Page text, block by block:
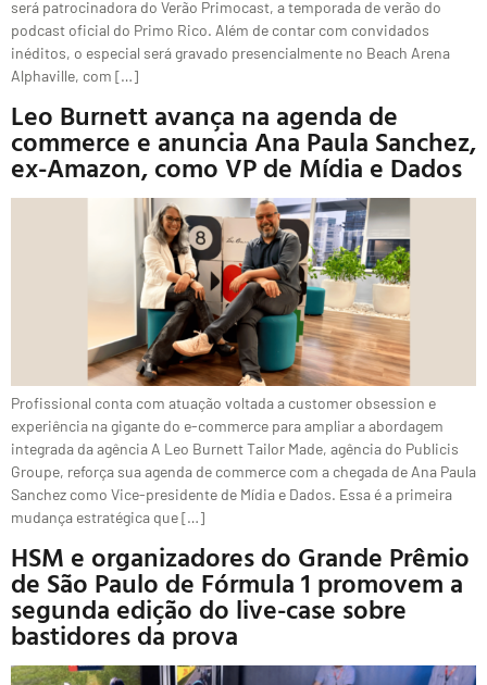
será patrocinadora do Verão Primocast, a temporada de verão do
podcast oficial do Primo Rico. Além de contar com convidados
inéditos, o especial será gravado presencialmente no Beach Arena
Alphaville, com […]
Leo Burnett avança na agenda de
commerce e anuncia Ana Paula Sanchez,
ex-Amazon, como VP de Mídia e Dados
Profissional conta com atuação voltada a customer obsession e
experiência na gigante do e-commerce para ampliar a abordagem
integrada da agência A Leo Burnett Tailor Made, agência do Publicis
Groupe, reforça sua agenda de commerce com a chegada de Ana Paula
Sanchez como Vice-presidente de Mídia e Dados. Essa é a primeira
mudança estratégica que […]
HSM e organizadores do Grande Prêmio
de São Paulo de Fórmula 1 promovem a
segunda edição do live-case sobre
bastidores da prova